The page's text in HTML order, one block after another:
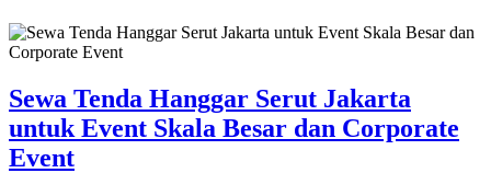
Sewa Tenda Hanggar Serut Jakarta
untuk Event Skala Besar dan Corporate
Event